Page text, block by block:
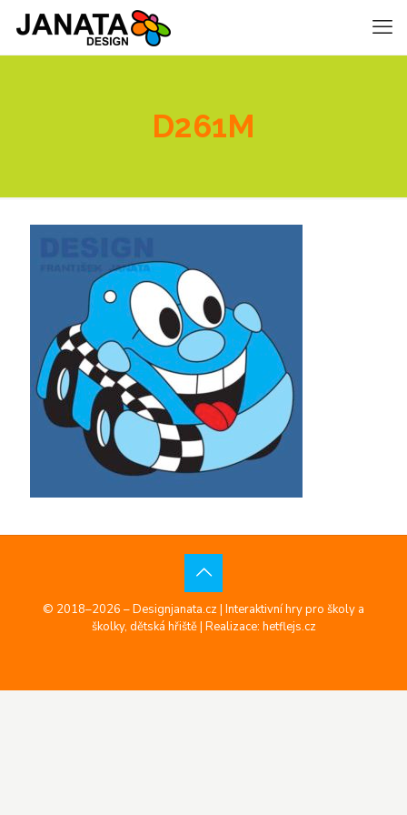
D261M
© 2018–2026 – Designjanata.cz | Interaktivní hry pro školy a
školky, dětská hřiště | Realizace: hetflejs.cz